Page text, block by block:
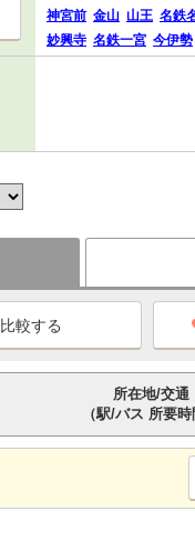
神宮前 金山 山王 名鉄
妙興寺 名鉄一宮 今伊勢
所在地/交通
（駅/バス 所要時